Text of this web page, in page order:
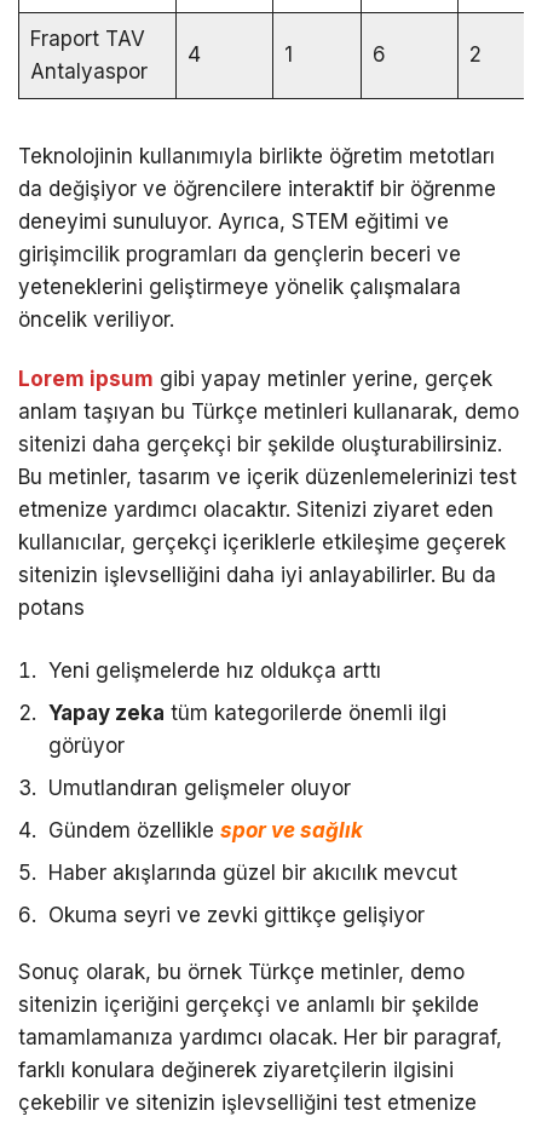
Fraport TAV
Antalyaspor
4 1 6 2
Teknolojinin kullanımıyla birlikte öğretim metotları
da değişiyor ve öğrencilere interaktif bir öğrenme
deneyimi sunuluyor. Ayrıca, STEM eğitimi ve
girişimcilik programları da gençlerin beceri ve
yeteneklerini geliştirmeye yönelik çalışmalara
öncelik veriliyor.
Lorem ipsum gibi yapay metinler yerine, gerçek
anlam taşıyan bu Türkçe metinleri kullanarak, demo
sitenizi daha gerçekçi bir şekilde oluşturabilirsiniz.
Bu metinler, tasarım ve içerik düzenlemelerinizi test
etmenize yardımcı olacaktır. Sitenizi ziyaret eden
kullanıcılar, gerçekçi içeriklerle etkileşime geçerek
sitenizin işlevselliğini daha iyi anlayabilirler. Bu da
potans
Yeni gelişmelerde hız oldukça arttı
Yapay zeka tüm kategorilerde önemli ilgi
görüyor
Umutlandıran gelişmeler oluyor
Gündem özellikle spor ve sağlık
Haber akışlarında güzel bir akıcılık mevcut
Okuma seyri ve zevki gittikçe gelişiyor
Sonuç olarak, bu örnek Türkçe metinler, demo
sitenizin içeriğini gerçekçi ve anlamlı bir şekilde
tamamlamanıza yardımcı olacak. Her bir paragraf,
farklı konulara değinerek ziyaretçilerin ilgisini
çekebilir ve sitenizin işlevselliğini test etmenize